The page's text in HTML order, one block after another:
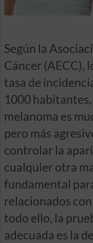
Según la
Cáncer (AECC),
tasa de
1000
melanoma es
pero más
controlar la
cualquier otra
fundamental
relacionados
todo ello, la
adecuada es la